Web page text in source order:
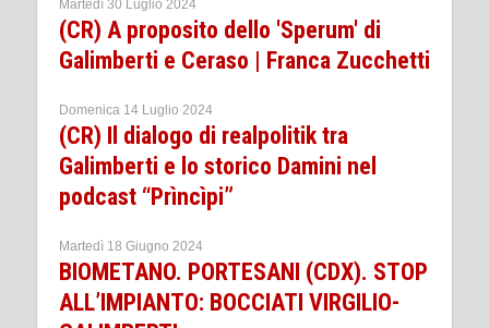
Martedì 30 Luglio 2024
(CR) A proposito dello 'Sperum' di
Galimberti e Ceraso | Franca Zucchetti
Domenica 14 Luglio 2024
(CR) Il dialogo di realpolitik tra
Galimberti e lo storico Damini nel
podcast “Prìncìpi”
Martedì 18 Giugno 2024
BIOMETANO. PORTESANI (CDX). STOP
ALL’IMPIANTO: BOCCIATI VIRGILIO-